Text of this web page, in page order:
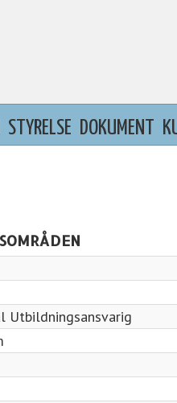
STYRELSE DOKUMENT
Utbildningsansvarig